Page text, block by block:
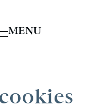
MENU